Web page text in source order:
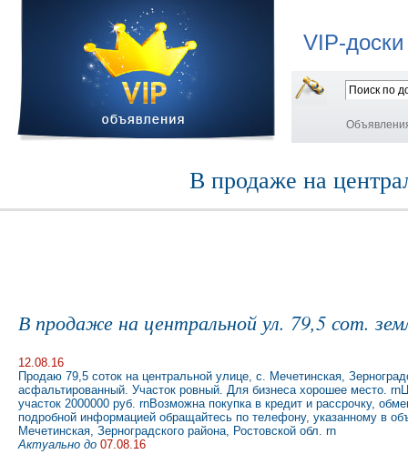
VIP-
В продаже на
В продаже на центральной ул. 79,5 сот.
12.08.16
Продаю 79,5 соток на центральной улице, с. Мечетинская,
асфальтированный. Участок ровный. Для бизнеса хорошее место.
участок 2000000 руб. rnВозможна покупка в кредит и рассрочку,
подробной информацией обращайтесь по телефону, указанному в
Мечетинская, Зерноградского района, Ростовской обл. rn
Актуально до 07.08.16